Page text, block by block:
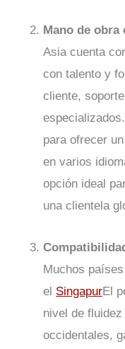
Mano de
Asia cuenta
con talento y
cliente,
para ofrecer
en varios
opción ideal
una clientela
Muchos
el SingapurEl
nivel de
occidentales,